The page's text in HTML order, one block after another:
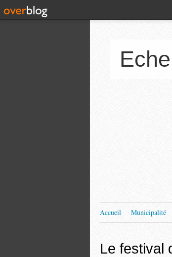
Accueil Municipalité
Le festival